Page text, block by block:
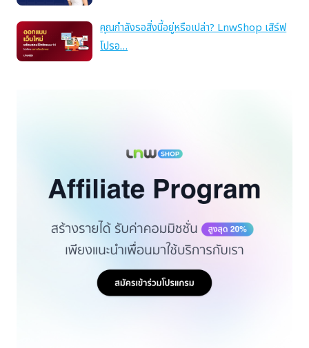
คุณกำลังรอสิ่งนี้อยู่หรือเปล่า? LnwShop เสิร์ฟ
โปรอ…